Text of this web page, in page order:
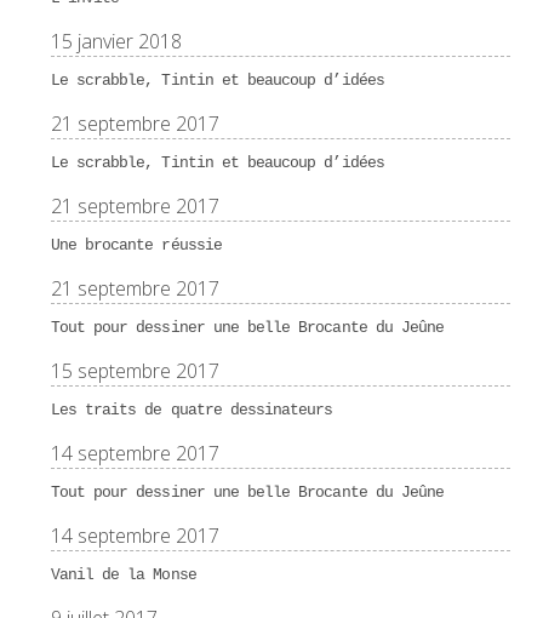
15 janvier 2018
Le scrabble, Tintin et beaucoup d’idées
21 septembre 2017
Le scrabble, Tintin et beaucoup d’idées
21 septembre 2017
Une brocante réussie
21 septembre 2017
Tout pour dessiner une belle Brocante du Jeûne
15 septembre 2017
Les traits de quatre dessinateurs
14 septembre 2017
Tout pour dessiner une belle Brocante du Jeûne
14 septembre 2017
Vanil de la Monse